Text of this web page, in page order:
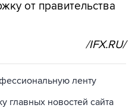
от правительства
/IFX.RU/
ленту
главных новостей сайта